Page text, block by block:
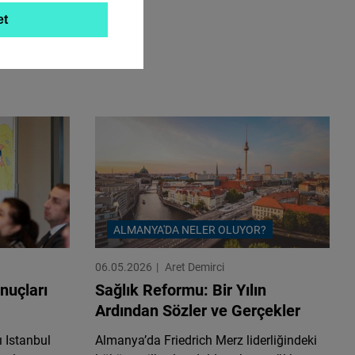
Istanbul
ALMANYA'DA NELER OLUYOR?
06.05.2026 Aret Demirci
Sağlık Reformu: Bir Yılın
Ardından Sözler ve Gerçekler
Almanya’da Friedrich Merz liderliğindeki